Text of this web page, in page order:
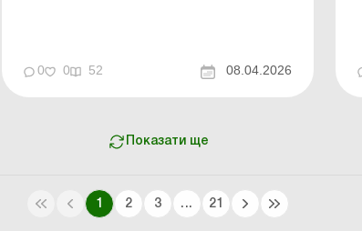
орендну плату Майно суб&r...
0 0 52 08.04.2026
Показати ще
1 2 3 ... 21